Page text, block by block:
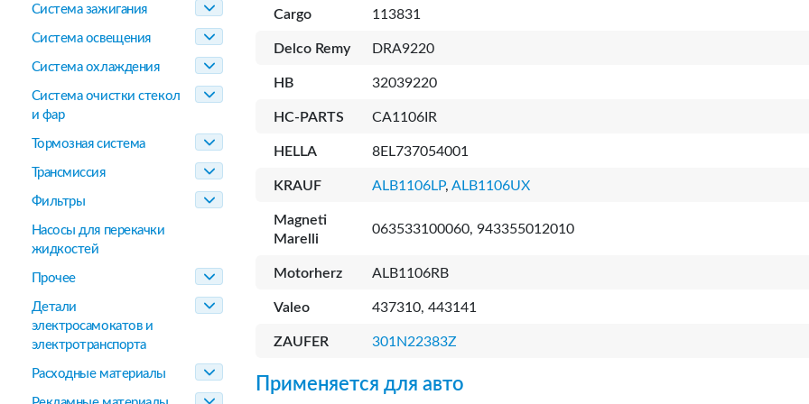
Система зажигания
Система освещения
Система охлаждения
Система очистки стекол
и фар
Тормозная система
Трансмиссия
Фильтры
Насосы для перекачки
жидкостей
Прочее
Детали
электросамокатов и
электротранспорта
Расходные материалы
Cargo 113831
Delco Remy DRA9220
HB 32039220
HC-PARTS CA1106IR
HELLA 8EL737054001
KRAUF ALB1106LP, ALB1106UX
Magneti
Marelli
063533100060, 943355012010
Motorherz ALB1106RB
Valeo 437310, 443141
ZAUFER 301N22383Z
Применяется для авто